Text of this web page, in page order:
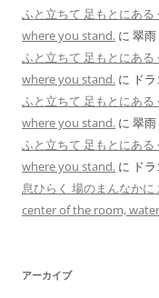
ふと立ちて 足もとにあ
where you stand. に 翠雨
ふと立ちて 足もとにあ
where you stand. に ド
ふと立ちて 足もとにあ
where you stand. に 翠雨
ふと立ちて 足もとにあ
where you stand. に ド
息ひらく 場のまんなか
center of the room,
アーカイブ